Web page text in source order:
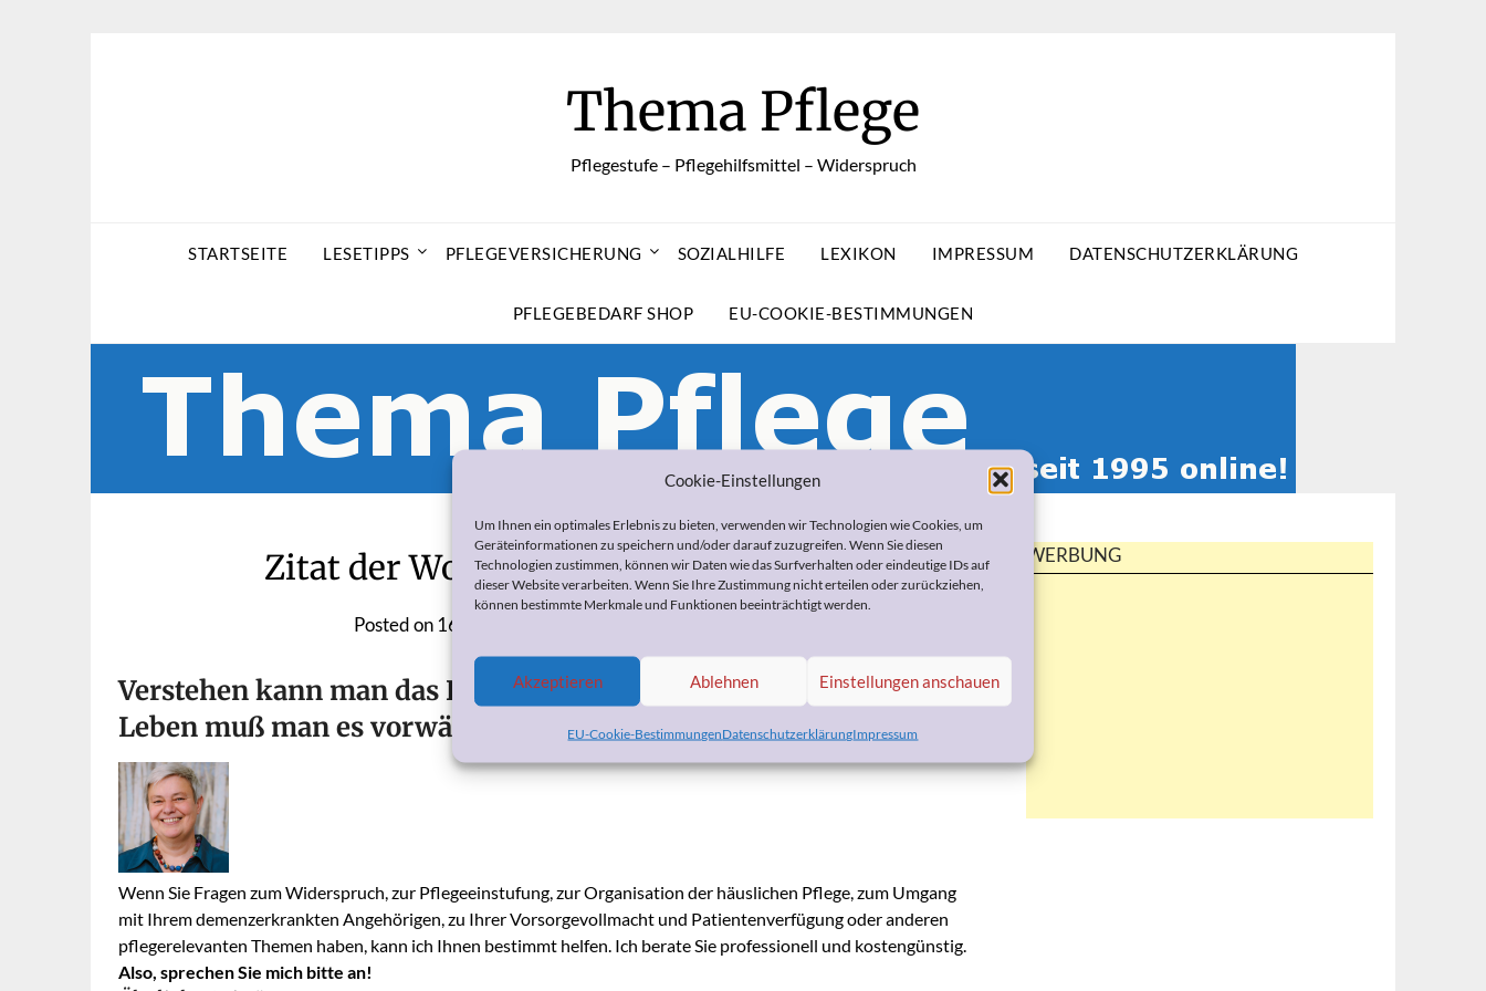
Cookie-Einstellungen
Um Ihnen ein optimales Erlebnis zu bieten, verwenden wir Technologien wie Cookies, um
Geräteinformationen zu speichern und/oder darauf zuzugreifen. Wenn Sie diesen
Technologien zustimmen, können wir Daten wie das Surfverhalten oder eindeutige IDs auf
dieser Website verarbeiten. Wenn Sie Ihre Zustimmung nicht erteilen oder zurückziehen,
können bestimmte Merkmale und Funktionen beeinträchtigt werden.
Akzeptieren Ablehnen Einstellungen anschauen
EU-Cookie-BestimmungenDatenschutzerklärungImpressum
Thema Pflege
Pflegestufe – Pflegehilfsmittel – Widerspruch
STARTSEITE LESETIPPS PFLEGEVERSICHERUNG SOZIALHILFE LEXIKON IMPRESSUM DATENSCHUTZERKLÄRUNG
PFLEGEBEDARF SHOP EU-COOKIE-BESTIMMUNGEN
Zitat der Woche: Søren Kierkegaard
Posted on16. November 2018
Verstehen kann man das Leben nur rückwärts.
Leben muß man es vorwärts.
Wenn Sie Fragen zum Widerspruch, zur Pflegeeinstufung, zur Organisation der häuslichen Pflege, zum Umgang
mit Ihrem demenzerkrankten Angehörigen, zu Ihrer Vorsorgevollmacht und Patientenverfügung oder anderen
pflegerelevanten Themen haben, kann ich Ihnen bestimmt helfen. Ich berate Sie professionell und kostengünstig.
Also, sprechen Sie mich bitte an!
WERBUNG